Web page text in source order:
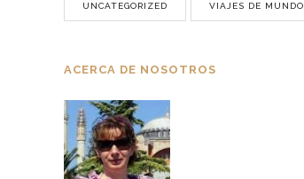
UNCATEGORIZED VIAJES DE MUNDO
ACERCA DE NOSOTROS